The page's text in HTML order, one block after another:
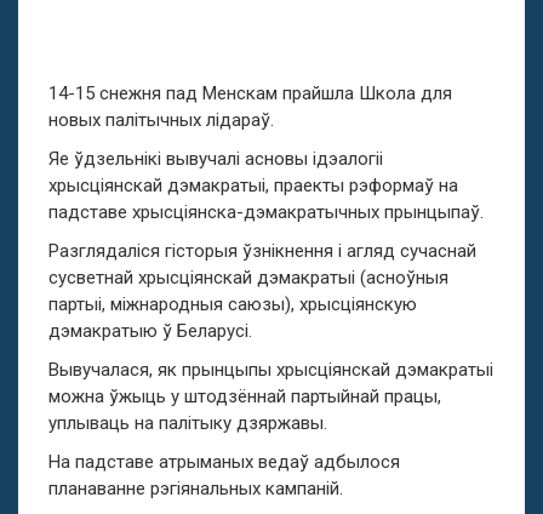
14-15 снежня пад Менскам прайшла Школа для
новых палітычных лідараў.
Яе ўдзельнікі вывучалі асновы ідэалогіі
хрысціянскай дэмакратыі, праекты рэформаў на
падставе хрысціянска-дэмакратычных прынцыпаў.
Разглядаліся гісторыя ўзнікнення і агляд сучаснай
сусветнай хрысціянскай дэмакратыі (асноўныя
партыі, міжнародныя саюзы), хрысціянскую
дэмакратыю ў Беларусі.
Вывучалася, як прынцыпы хрысціянскай дэмакратыі
можна ўжыць у штодзённай партыйнай працы,
уплываць на палітыку дзяржавы.
На падставе атрыманых ведаў адбылося
планаванне рэгіянальных кампаній.